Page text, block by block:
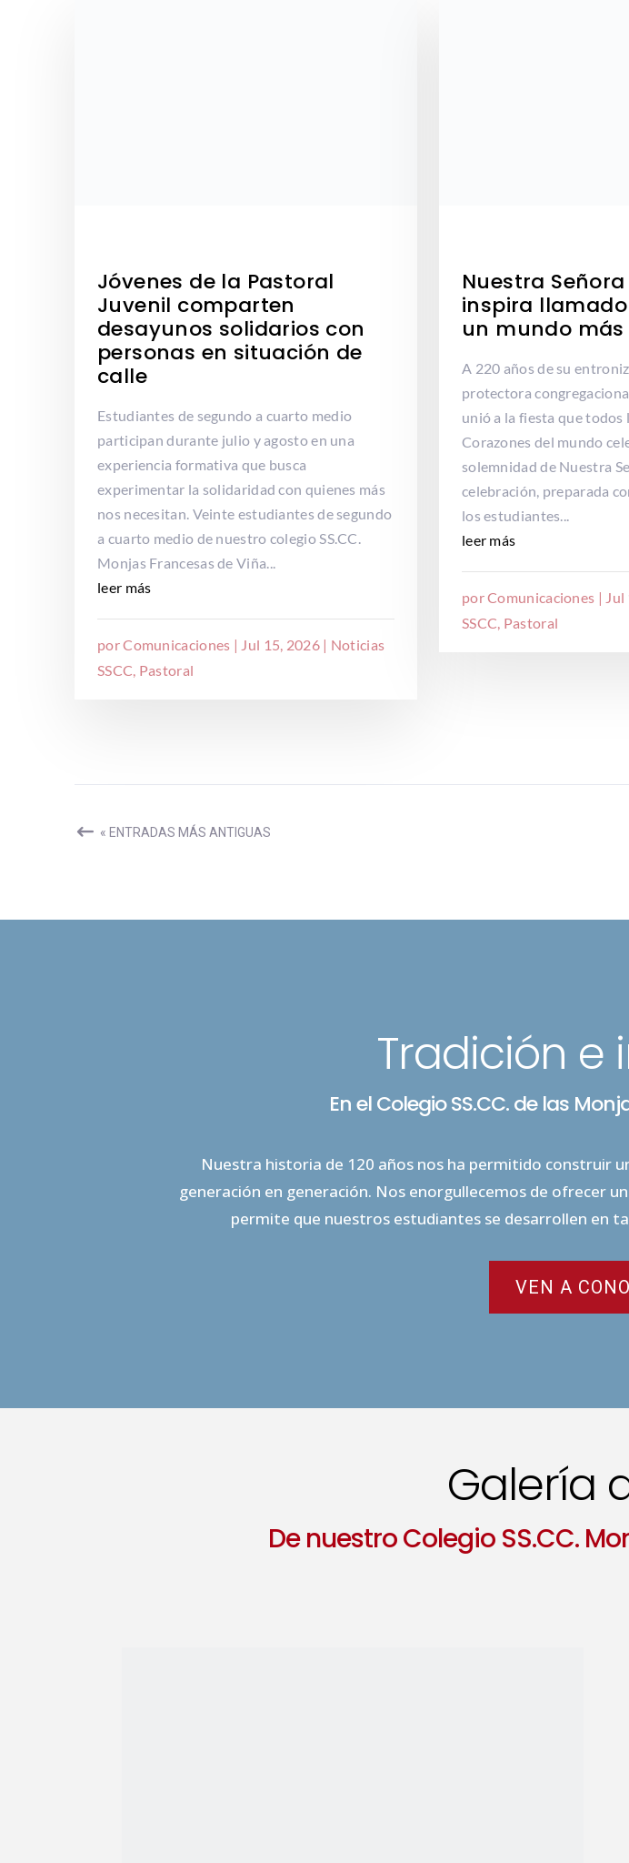
Jóvenes de la Pastoral
Juvenil comparten
desayunos solidarios con
personas en situación de
calle
porComunicaciones | Jul 15, 2026| Noticias
SSCC, Pastoral
Estudiantes de segundo a cuarto medio
participan durante julio y agosto en una
experiencia formativa que busca
experimentar la solidaridad con quienes más
nos necesitan. Veinte estudiantes de segundo
a cuarto medio de nuestro colegio SS.CC.
Monjas Francesas de Viña...
leer más
Nuestra
inspira
un mundo
porComunicaciones | Jul
SSCC, Pastoral
A 220 años de su
protectora
unió a la fiesta que todos
Corazones del mundo
solemnidad de Nuestra
celebración, preparada
los estudiantes...
leer más
« ENTRADAS MÁS ANTIGUAS
Tradición e
En el Colegio SS.CC. de las
Nuestra historia de 120 años nos ha permitido construir
generación en generación. Nos enorgullecemos de ofrecer
permite que nuestros estudiantes se desarrollen en
VEN A
Galería
De nuestro Colegio SS.CC.